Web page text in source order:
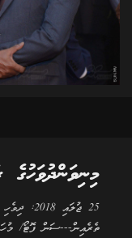
ތެރެއިން---ސަން ފޮޓޯ/